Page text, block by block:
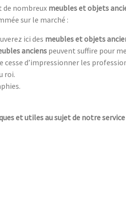
de nombreux meubles et objets
sur le marché :
ici des meubles et objets
ancienspeuvent suffire pour
cesse d’impressionner les
roi.
et utiles au sujet de notre